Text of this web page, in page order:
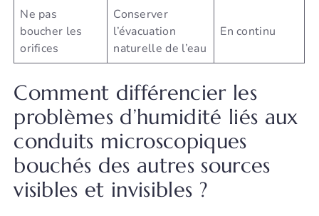
Ne pas
boucher les
orifices
Conserver
l’évacuation
naturelle de l’eau
En continu
Comment différencier les
problèmes d’humidité liés aux
conduits microscopiques
bouchés des autres sources
visibles et invisibles ?